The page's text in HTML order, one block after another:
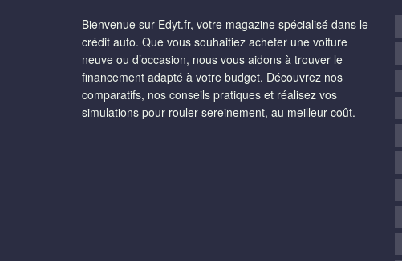
Bienvenue sur Edyt.fr, votre magazine spécialisé dans le
crédit auto. Que vous souhaitiez acheter une voiture
neuve ou d’occasion, nous vous aidons à trouver le
financement adapté à votre budget. Découvrez nos
comparatifs, nos conseils pratiques et réalisez vos
simulations pour rouler sereinement, au meilleur coût.